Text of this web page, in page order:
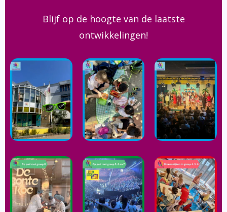
Blijf op de hoogte van de laatste
ontwikkelingen!